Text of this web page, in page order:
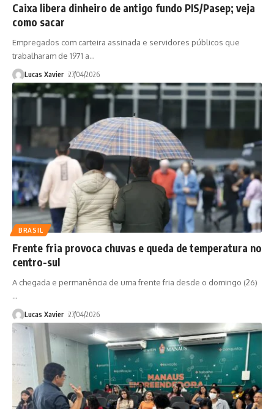
Caixa libera dinheiro de antigo fundo PIS/Pasep; veja
como sacar
Empregados com carteira assinada e servidores públicos que
trabalharam de 1971 a…
Lucas Xavier 27/04/2026
BRASIL
Frente fria provoca chuvas e queda de temperatura no
centro-sul
A chegada e permanência de uma frente fria desde o domingo (26)
…
Lucas Xavier 27/04/2026